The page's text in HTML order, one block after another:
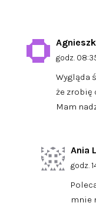
godz.
Wygląda
że zrobię
Mam
Ania
godz.
mnie